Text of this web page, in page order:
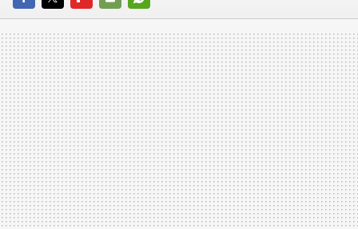
FACEBOOK
TWITTERFLIPBOARD
E-
MAIL
WHATSAPP